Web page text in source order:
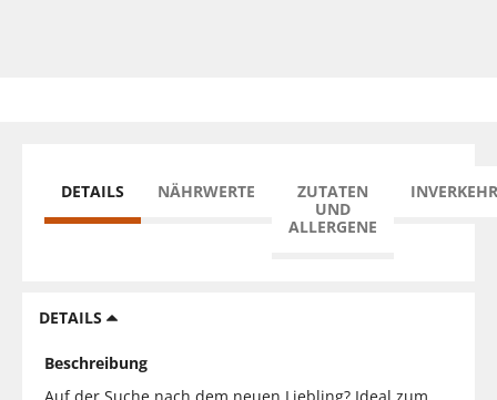
DETAILS NÄHRWERTE
ZUTATEN
UND
ALLERGENE
DETAILS
Beschreibung
Auf der Suche nach dem neuen Liebling? Ideal zum